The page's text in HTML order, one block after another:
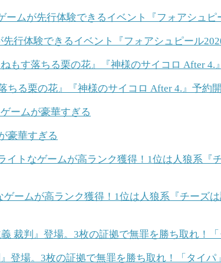
行体験できるイベント『フォアシュピール
ちる栗の花』『神様のサイコロ After 4.』予約
豪華すぎる
ゲームが高ランク獲得！1位は人狼系『チー
登場。3枚の証拠で無罪を勝ち取れ！「タイ